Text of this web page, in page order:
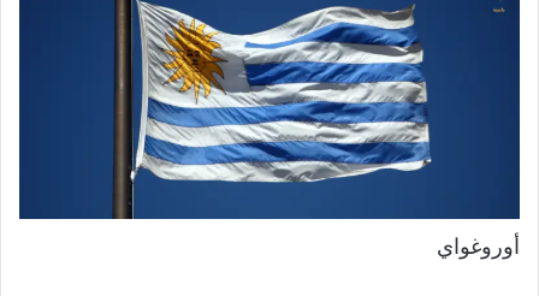
أوروغواي